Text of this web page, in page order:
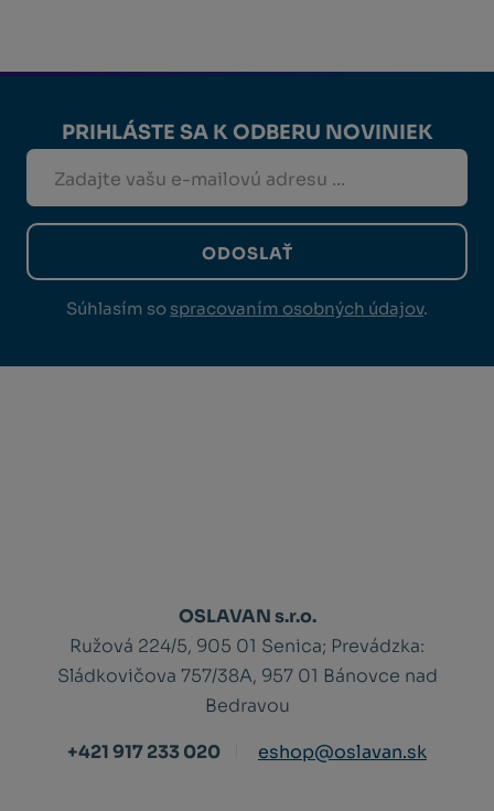
PRIHLÁSTE SA K ODBERU NOVINIEK
ODOSLAŤ
Súhlasím so spracovaním osobných údajov.
OSLAVAN s.r.o.
Ružová 224/5, 905 01 Senica; Prevádzka:
Sládkovičova 757/38A, 957 01 Bánovce nad
Bedravou
+421 917 233 020
eshop@oslavan.sk